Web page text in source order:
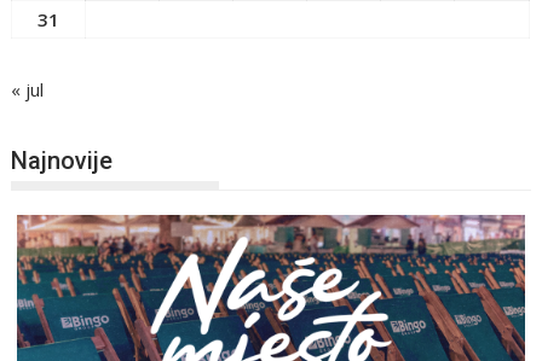
31
« jul
Najnovije